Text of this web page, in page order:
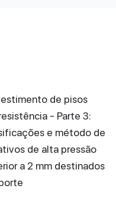
de pisos
- Parte 3:
e método de
de alta pressão
a 2 mm destinados